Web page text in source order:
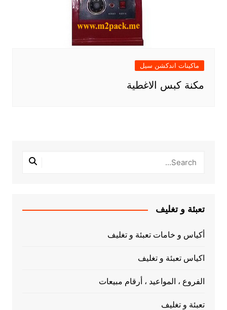
ماكينات اندكشن سيل
مكنة كبس الاغطية
تعبئة و تغليف
أكياس و خامات تعبئة و تغليف
اكياس تعبئة و تغليف
الفروع ، المواعيد ، أرقام مبيعات
تعبئة و تغليف